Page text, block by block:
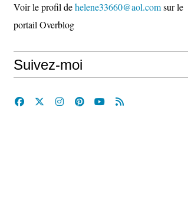
Voir le profil dehelene33660@aol.comsur le
portail Overblog
Suivez-moi